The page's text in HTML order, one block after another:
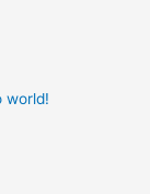
world!